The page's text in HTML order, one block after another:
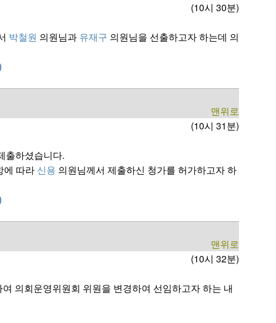
(10시 30분)
박철원 의원님과 유재구 의원님을 선출하고자 하는데 의
맨위로
(10시 31분)
출하셨습니다.
에 따라 신용 의원님께서 제출하신 청가를 허가하고자 하
맨위로
(10시 32분)
의회운영위원회 위원을 변경하여 선임하고자 하는 내